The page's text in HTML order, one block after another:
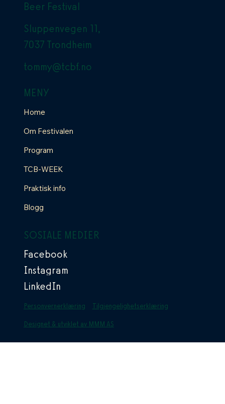
Beer Festival
Sluppenvegen 11,
7037 Trondheim
tommy@tcbf.no
MENY
Home
Om Festivalen
Program
TCB-WEEK
Praktisk info
Blogg
SOSIALE MEDIER
Facebook
Instagram
LinkedIn
Personvernerklæring Tilgjengelighetserklæring
Designet & utviklet av MMM AS